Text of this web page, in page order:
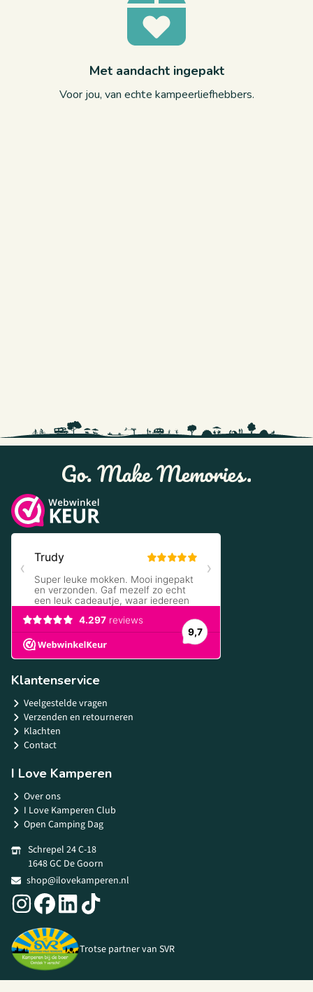
Met aandacht ingepakt
Voor jou, van echte kampeerliefhebbers.
Klantenservice
Veelgestelde vragen
Verzenden en retourneren
Klachten
Contact
I Love Kamperen
Over ons
I Love Kamperen Club
Open Camping Dag
Schrepel 24 C-18
1648 GC De Goorn
shop@ilovekamperen.nl
Trotse partner van SVR